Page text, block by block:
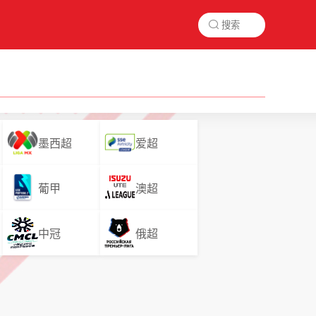

墨西超 爱超
葡甲 澳超
中冠 俄超